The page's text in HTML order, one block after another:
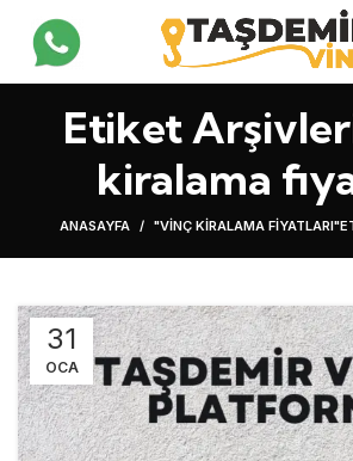
Etiket
kiralama
ANASAYFA "VINÇ KIRALAMA
31
OCA